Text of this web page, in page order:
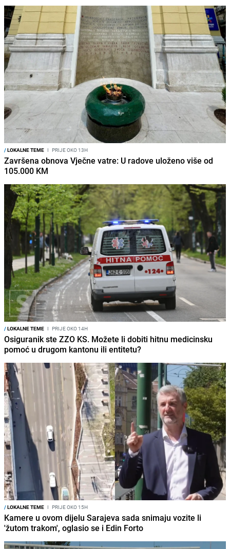
/LOKALNE TEME I PRIJE OKO 13H
Završena obnova Vječne vatre: U radove uloženo više od
105.000 KM
/LOKALNE TEME I PRIJE OKO 14H
Osiguranik ste ZZO KS. Možete li dobiti hitnu medicinsku
pomoć u drugom kantonu ili entitetu?
/LOKALNE TEME I PRIJE OKO 15H
Kamere u ovom dijelu Sarajeva sada snimaju vozite li
'žutom trakom', oglasio se i Edin Forto